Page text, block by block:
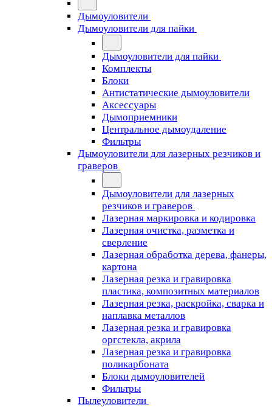
Дымоуловители
Дымоуловители для пайки
Дымоуловители для пайки
Комплекты
Блоки
Антистатические дымоуловители
Аксессуары
Дымоприемники
Центральное дымоудаление
Фильтры
Дымоуловители для лазерных резчиков и
граверов
Дымоуловители для лазерных
резчиков и граверов
Лазерная маркировка и кодировка
Лазерная очистка, разметка и
сверление
Лазерная обработка дерева, фанеры,
картона
Лазерная резка и гравировка
пластика, композитных материалов
Лазерная резка, раскройка, сварка и
наплавка металлов
Лазерная резка и гравировка
оргстекла, акрила
Лазерная резка и гравировка
поликарбоната
Блоки дымоуловителей
Фильтры
Пылеуловители